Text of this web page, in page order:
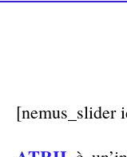
[nemus_slider